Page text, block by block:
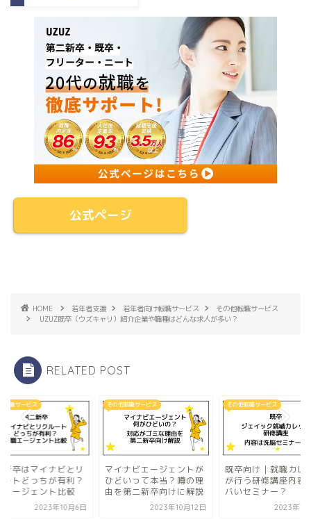
公式ページ
HOME 若年者支援 若年者向け転職サービス
その他転職サービス
UZUZ既卒（ウズキャリ）紹介企業や職種はどんな求人が多い？
RELATED POST
転職サービス
新卒はマイナビとリ
ートどっちが有利？
エージェント比較
2023年10月6日
その他転職サービス
マイナビエージェントが
ひどいって本当？噂の理
由を第二新卒向けに解説
2023年10月12日
その他転職サービス
既卒向け｜就職カレ
が行う研修講座内容
バいセミナー？
2023年7